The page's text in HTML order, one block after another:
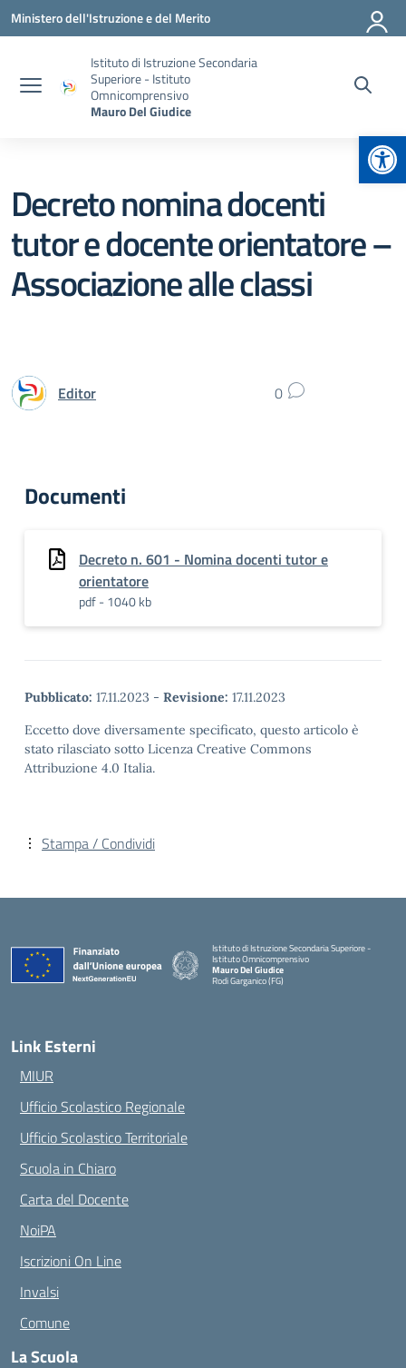
Vai ai contenuti
Vai al menu di navigazione
Vai al footer
Ministero dell'Istruzione e del Merito
Istituto di Istruzione Secondaria
Superiore - Istituto
Omnicomprensivo
Mauro Del Giudice
Decreto nomina docenti
tutor e docente orientatore –
Associazione alle classi
Editor 0
Documenti
Decreto n. 601 - Nomina docenti tutor e
orientatore
pdf - 1040 kb
Pubblicato: 17.11.2023 - Revisione: 17.11.2023
Eccetto dove diversamente specificato, questo articolo è
stato rilasciato sotto Licenza Creative Commons
Attribuzione 4.0 Italia.
Stampa / Condividi
Istituto di Istruzione Secondaria Superiore -
Istituto Omnicomprensivo
Mauro Del Giudice
Rodi Garganico (FG)
— Visita la pagina iniziale della scuola
Link Esterni
MIUR
Ufficio Scolastico Regionale
Ufficio Scolastico Territoriale
Scuola in Chiaro
Carta del Docente
NoiPA
Iscrizioni On Line
Invalsi
Comune
La Scuola